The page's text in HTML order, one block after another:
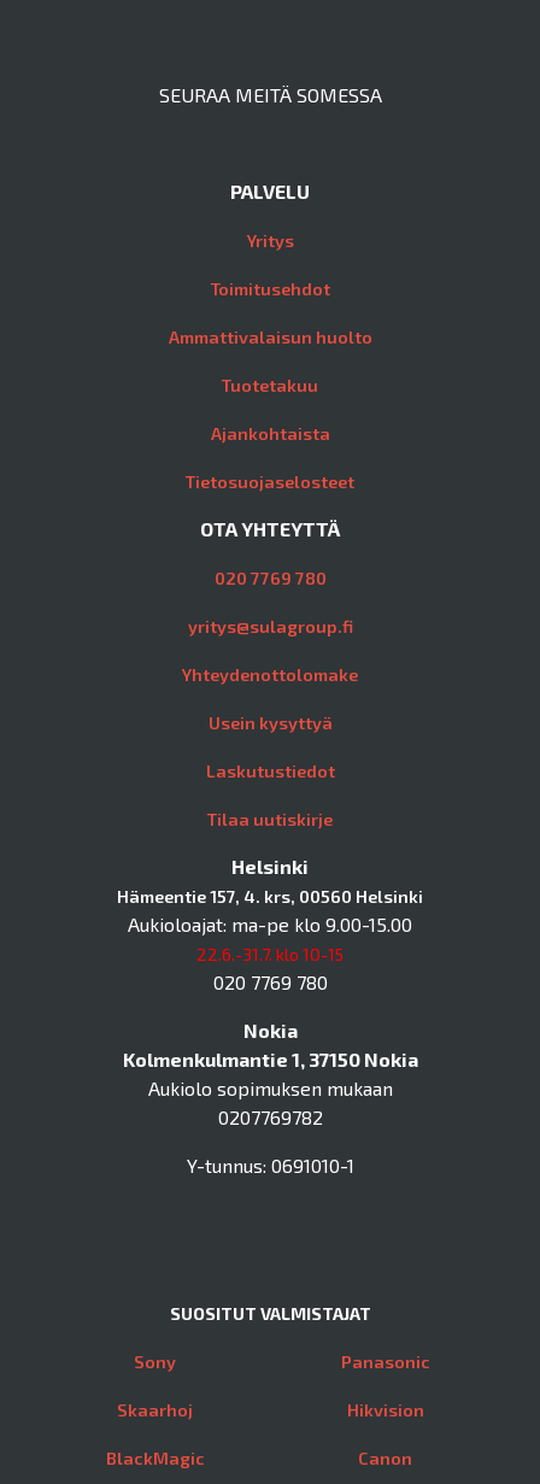
SEURAA MEITÄ SOMESSA
PALVELU
Yritys
Toimitusehdot
Ammattivalaisun huolto
Tuotetakuu
Ajankohtaista
Tietosuojaselosteet
OTA YHTEYTTÄ
020 7769 780
yritys@sulagroup.fi
Yhteydenottolomake
Usein kysyttyä
Laskutustiedot
Tilaa uutiskirje
Helsinki
Hämeentie 157, 4. krs, 00560 Helsinki
Aukioloajat: ma-pe klo 9.00-15.00
22.6.-31.7. klo 10-15
020 7769 780
Nokia
Kolmenkulmantie 1, 37150 Nokia
Aukiolo sopimuksen mukaan
0207769782
Y-tunnus: 0691010-1
SUOSITUT VALMISTAJAT
Sony
Skaarhoj
BlackMagic
Panasonic
Hikvision
Canon